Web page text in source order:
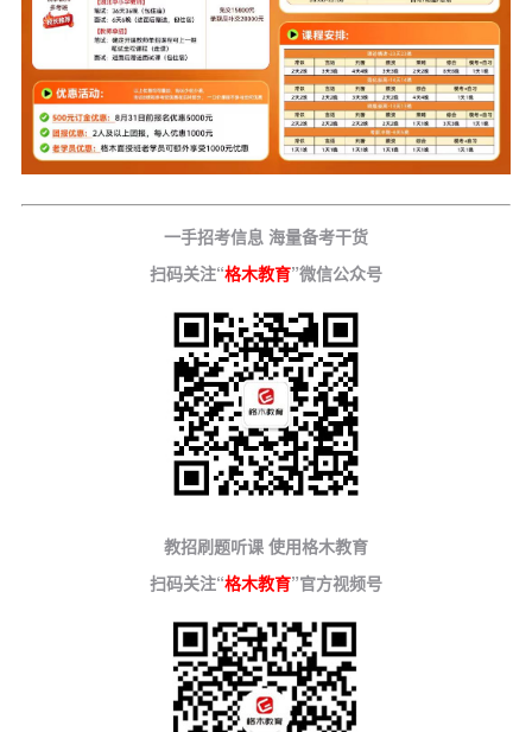
一手招考信息 海量备考干货
扫码关注“格木教育”微信公众号
教招刷题听课 使用格木教育
扫码关注“格木教育”官方视频号